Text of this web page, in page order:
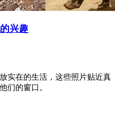
兴趣
实在的生活，这些照片贴近真
们的窗口。